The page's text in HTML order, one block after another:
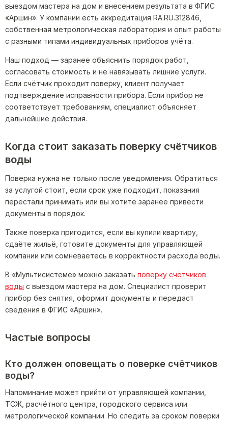
выездом мастера на дом и внесением результата в ФГИС
«Аршин». У компании есть аккредитация RA.RU.312846,
собственная метрологическая лаборатория и опыт работы
с разными типами индивидуальных приборов учёта.
Наш подход — заранее объяснить порядок работ,
согласовать стоимость и не навязывать лишние услуги.
Если счётчик проходит поверку, клиент получает
подтверждение исправности прибора. Если прибор не
соответствует требованиям, специалист объясняет
дальнейшие действия.
Когда стоит заказать поверку счётчиков
воды
Поверка нужна не только после уведомления. Обратиться
за услугой стоит, если срок уже подходит, показания
перестали принимать или вы хотите заранее привести
документы в порядок.
Также поверка пригодится, если вы купили квартиру,
сдаёте жильё, готовите документы для управляющей
компании или сомневаетесь в корректности расхода воды.
В «Мультисистеме» можно заказать поверку счётчиков
воды с выездом мастера на дом. Специалист проверит
прибор без снятия, оформит документы и передаст
сведения в ФГИС «Аршин».
Частые вопросы
Кто должен оповещать о поверке счётчиков
воды?
Напоминание может прийти от управляющей компании,
ТСЖ, расчётного центра, городского сервиса или
метрологической компании. Но следить за сроком поверки